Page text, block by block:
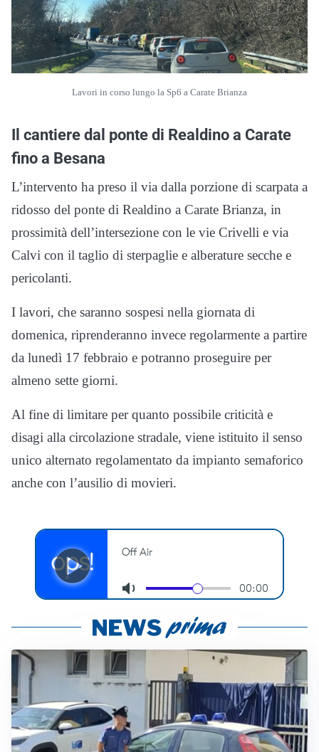
Lavori in corso lungo la Sp6 a Carate Brianza
Il cantiere dal ponte di Realdino a Carate
fino a Besana
L’intervento ha preso il via dalla porzione di scarpata a
ridosso del ponte di Realdino a Carate Brianza, in
prossimità dell’intersezione con le vie Crivelli e via
Calvi con il taglio di sterpaglie e alberature secche e
pericolanti.
I lavori, che saranno sospesi nella giornata di
domenica, riprenderanno invece regolarmente a partire
da lunedì 17 febbraio e potranno proseguire per
almeno sette giorni.
Al fine di limitare per quanto possibile criticità e
disagi alla circolazione stradale, viene istituito il senso
unico alternato regolamentato da impianto semaforico
anche con l’ausilio di movieri.